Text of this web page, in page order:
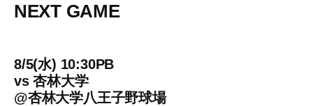
NEXT GAME
8/5(水) 10:30PB
vs杏林大学
@杏林大学八王子野球場